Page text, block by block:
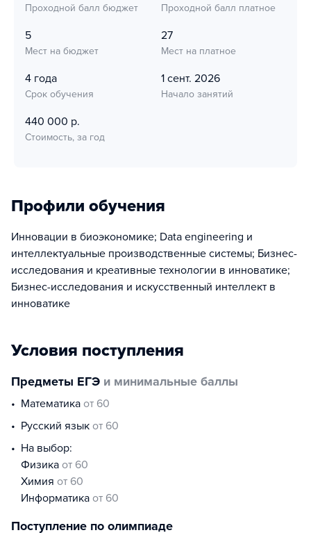
Проходной балл бюджет Проходной балл платное
5
Мест на бюджет
27
Мест на платное
4 года
Срок обучения
1 сент. 2026
Начало занятий
440 000 р.
Стоимость, за год
Профили обучения
Инновации в биоэкономике; Data engineering и
интеллектуальные производственные системы; Бизнес-
исследования и креативные технологии в инноватике;
Бизнес-исследования и искусственный интеллект в
инноватике
Условия поступления
Предметы ЕГЭ и минимальные баллы
математика от 60
русский язык от 60
На выбор:
физика от 60
химия от 60
информатика от 60
Поступление по олимпиаде